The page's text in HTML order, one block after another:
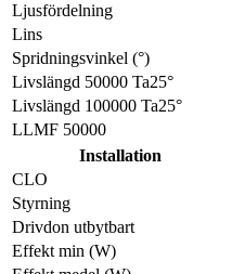
Ljusfördelning
Lins
Spridningsvinkel (°)
Livslängd 50000 Ta25°
Livslängd 100000 Ta25°
LLMF 50000
Installation
CLO
Styrning
Drivdon utbytbart
Effekt min (W)